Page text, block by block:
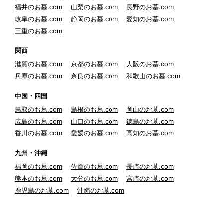
福井のお墓.com
山梨のお墓.com
長野のお墓.com
岐阜のお墓.com
静岡のお墓.com
愛知のお墓.com
三重のお墓.com
関西
滋賀のお墓.com
京都のお墓.com
大阪のお墓.com
兵庫のお墓.com
奈良のお墓.com 和歌山のお墓.com
中国・四国
鳥取のお墓.com
島根のお墓.com
岡山のお墓.com
広島のお墓.com
山口のお墓.com
徳島のお墓.com
香川のお墓.com
愛媛のお墓.com 高知のお墓.com
九州・沖縄
福岡のお墓.com
佐賀のお墓.com
長崎のお墓.com
熊本のお墓.com
大分のお墓.com
宮崎のお墓.com
鹿児島のお墓.com
沖縄のお墓.com